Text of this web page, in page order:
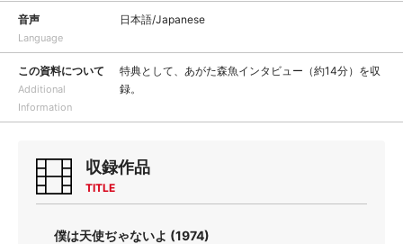
音声
Language
日本語/Japanese
この資料について
Additional
Information
特典として、あがた森魚インタビュー（約14分）を収
録。
収録作品
TITLE
僕は天使ぢゃないよ (1974)